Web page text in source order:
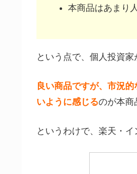
本商品はあまり
という点で、個人投資
良い商品ですが、市況
いように感じるのが本商
というわけで、楽天・